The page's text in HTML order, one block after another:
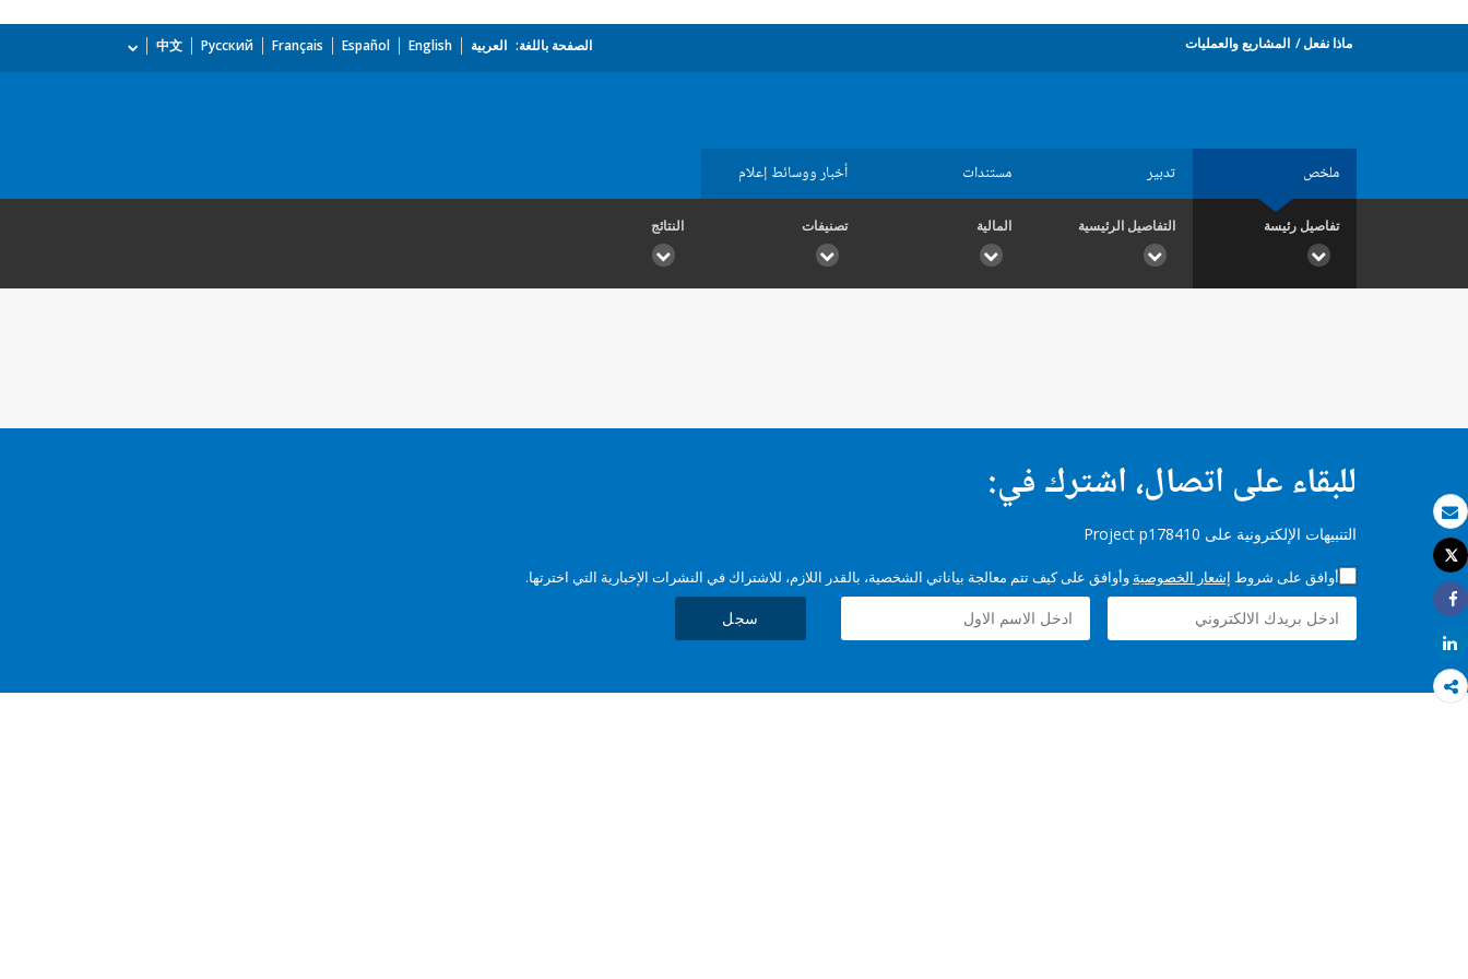
بريد الكتروني
طباعة
Tweet
Share
Share
ماذا نفعل المشاريع والعمليات الصفحة باللغة: العربية English
Español
Français
Русский
中文
ملخص تدبير مستندات أخبار ووسائط إعلام
تفاصيل رئيسة التفاصيل الرئيسية المالية تصنيفات النتائج
للبقاء على اتصال، اشترك في:
التنبيهات الإلكترونية على Project p178410
أوافق على شروط إشعار الخصوصية وأوافق على كيف تتم معالجة بياناتي الشخصية، بالقدر اللازم، للاشتراك في النشرات الإخبارية التي اخترتها.
سجل